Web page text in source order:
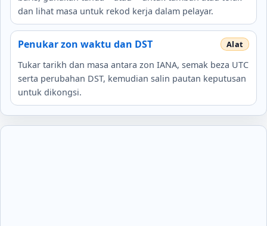
dan lihat masa untuk rekod kerja dalam pelayar.
Penukar zon waktu dan DST
Tukar tarikh dan masa antara zon IANA, semak beza UTC
serta perubahan DST, kemudian salin pautan keputusan
untuk dikongsi.